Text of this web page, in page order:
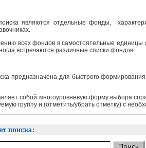
являются отдельные фонды,
всех фондов в самостоятельные единицы
встречаются различные списки фондов.
предназначена для быстрого
собой многоуровневую форму выбора
группу и (отметить/убрать отметку) с